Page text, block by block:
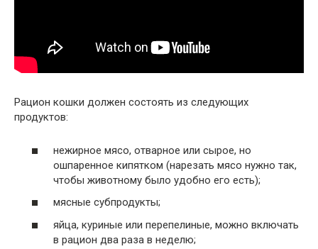
Рацион кошки должен состоять из следующих
продуктов:
нежирное мясо, отварное или сырое, но
ошпаренное кипятком (нарезать мясо нужно так,
чтобы животному было удобно его есть);
мясные субпродукты;
яйца, куриные или перепелиные, можно включать
в рацион два раза в неделю;